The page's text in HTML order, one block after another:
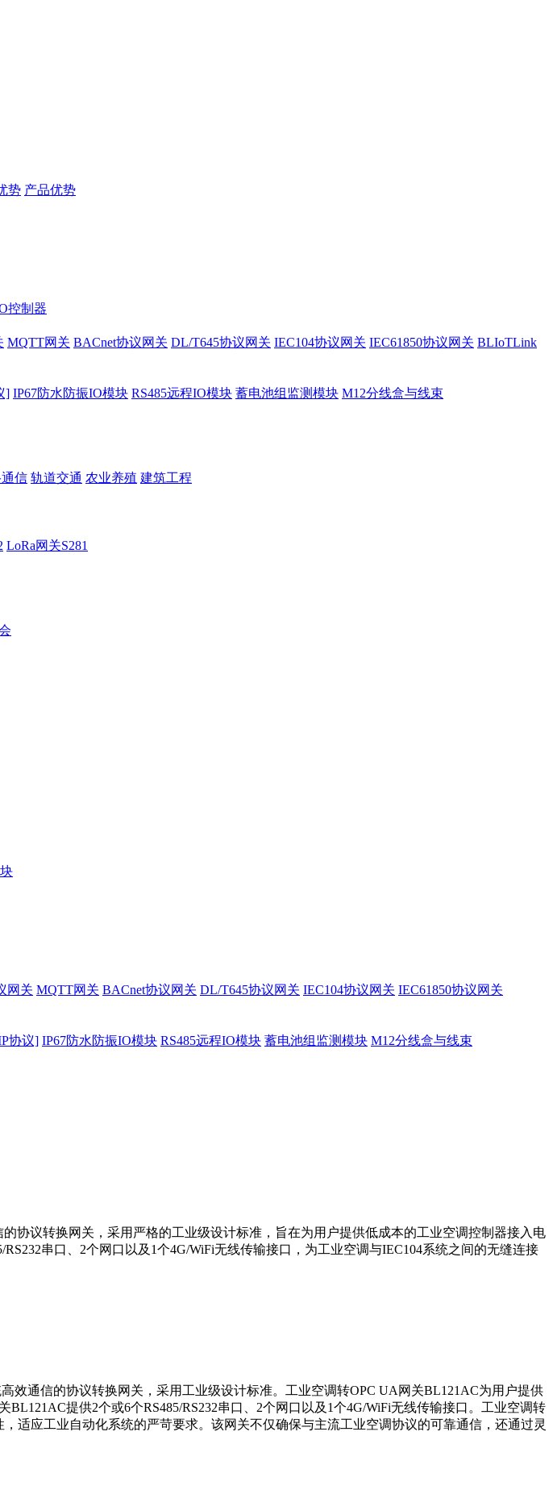
势 产品优势
控制器
MQTT网关 BACnet协议网关 DL/T645协议网关 IEC104协议网关 IEC61850协议网关 BLIoTLink
] IP67防水防振IO模块 RS485远程IO模块 蓄电池组监测模块 M12分线盒与线束
信 轨道交通 农业养殖 建筑工程
LoRa网关S281
网关 MQTT网关 BACnet协议网关 DL/T645协议网关 IEC104协议网关 IEC61850协议网关
协议] IP67防水防振IO模块 RS485远程IO模块 蓄电池组监测模块 M12分线盒与线束
协议转换网关，采用严格的工业级设计标准，旨在为用户提供低成本的工业空调控制器接入电
串口、2个网口以及1个4G/WiFi无线传输接口，为工业空调与IEC104系统之间的无缝连接
效通信的协议转换网关，采用工业级设计标准。工业空调转OPC UA网关BL121AC为用户提供
提供2个或6个RS485/RS232串口、2个网口以及1个4G/WiFi无线传输接口。工业空调转
适应工业自动化系统的严苛要求。该网关不仅确保与主流工业空调协议的可靠通信，还通过灵